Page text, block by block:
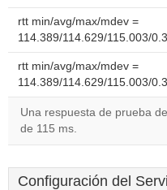
rtt min/avg/max/mdev =
114.389/114.629/115.003/
rtt min/avg/max/mdev =
114.389/114.629/115.003/
Una respuesta de prueba
de 115 ms.
Configuración del